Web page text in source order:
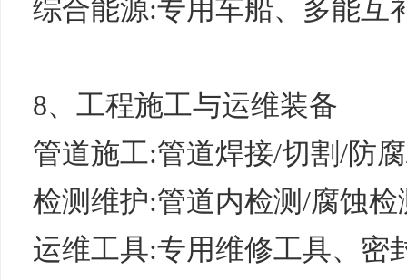
综合能源:专用车船、多能互
8、工程施工与运维装备
管道施工:管道焊接/切割/防
检测维护:管道内检测/腐蚀
运维工具:专用维修工具、密